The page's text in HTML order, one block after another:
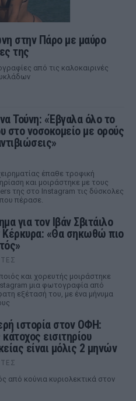
στην Πάρο με μαύρο
της
από τις καλοκαιρινές
Τούνη: «Έβγαλα όλο το
στο νοσοκομείο με ορούς
έπαθε τροφική
και μοιράστηκε με τους
της στο Instagram τις δύσκολες
πέρασε.
για τον Ιβάν Σβιτάιλο
Κέρκυρα: «Θα σηκωθώ πιο
και χορευτής μοιράστηκε
μια φωτογραφία από
εξέτασή του, με ένα μήνυμα
ιστορία στον ΟΦΗ:
εισιτηρίου
είναι μόλις 2 μηνών
από κούνια κυριολεκτικά στον